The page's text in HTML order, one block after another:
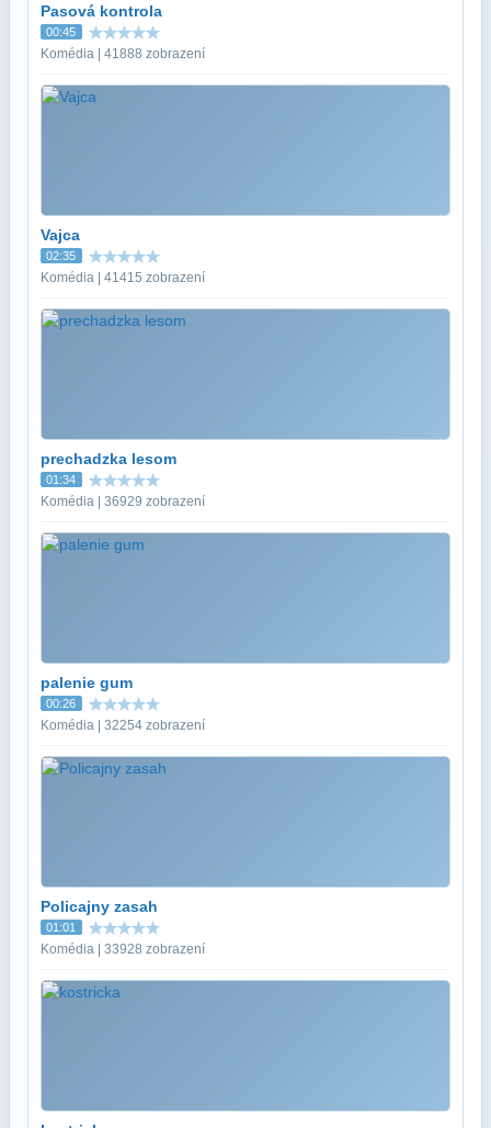
Pasová kontrola
00:45
Komédia | 41888 zobrazení
Vajca
02:35
Komédia | 41415 zobrazení
prechadzka lesom
01:34
Komédia | 36929 zobrazení
palenie gum
00:26
Komédia | 32254 zobrazení
Policajny zasah
01:01
Komédia | 33928 zobrazení